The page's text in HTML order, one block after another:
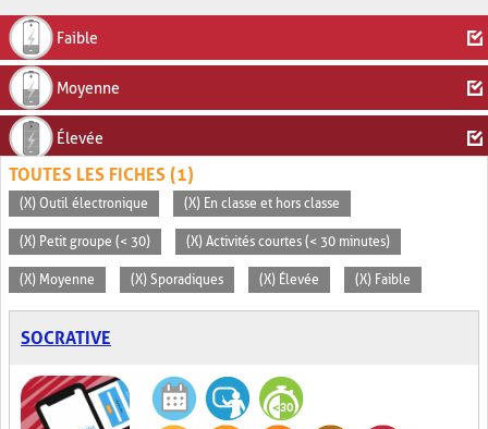
Faible
Moyenne
Élevée
TOUTES LES FICHES (1)
(X) Outil électronique (X) En classe et hors classe
(X) Petit groupe (< 30) (X) Activités courtes (< 30 minutes)
(X) Moyenne (X) Sporadiques (X) Élevée (X) Faible
SOCRATIVE